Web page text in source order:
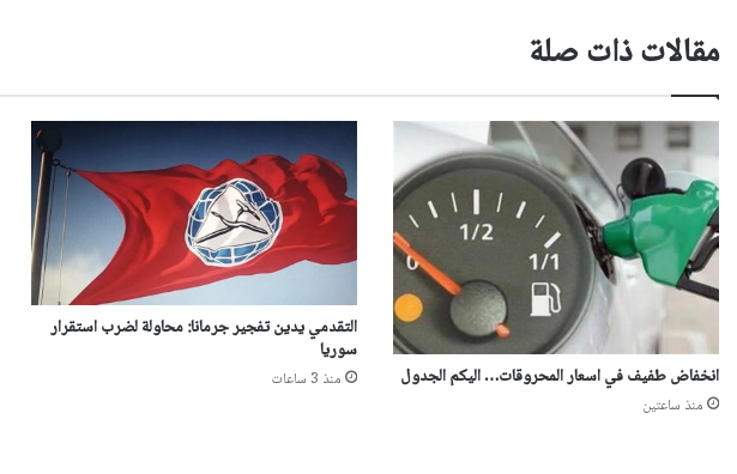
مقالات ذات صلة
انخفاض طفيف في اسعار المحروقات… اليكم الجدول
منذ ساعتين
التقدمي يدين تفجير جرمانا: محاولة لضرب استقرار
سوريا
منذ 3 ساعات